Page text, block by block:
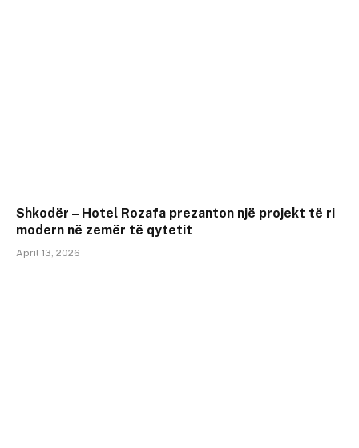
Shkodër – Hotel Rozafa prezanton një projekt të ri
modern në zemër të qytetit
April 13, 2026